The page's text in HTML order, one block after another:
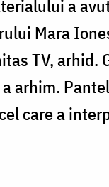
a
Mara
TV, arhid.
arhim.
care a